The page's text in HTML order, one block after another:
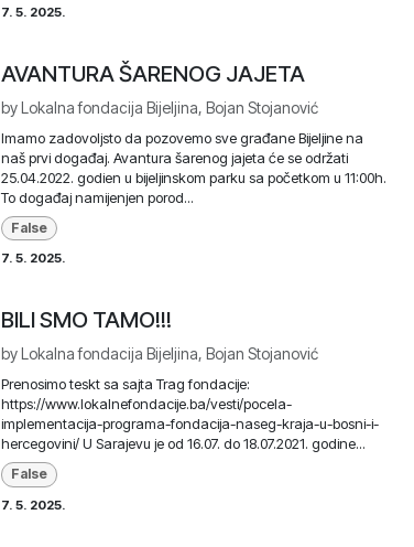
7. 5. 2025.
AVANTURA ŠARENOG JAJETA
byLokalna fondacija Bijeljina, Bojan Stojanović
Imamo zadovoljsto da pozovemo sve građane Bijeljine na
naš prvi događaj. Avantura šarenog jajeta će se održati
25.04.2022. godien u bijeljinskom parku sa početkom u 11:00h.
To događaj namijenjen porod...
False
7. 5. 2025.
BILI SMO TAMO!!!
byLokalna fondacija Bijeljina, Bojan Stojanović
Prenosimo teskt sa sajta Trag fondacije:
https://www.lokalnefondacije.ba/vesti/pocela-
implementacija-programa-fondacija-naseg-kraja-u-bosni-i-
hercegovini/ U Sarajevu je od 16.07. do 18.07.2021. godine...
False
7. 5. 2025.